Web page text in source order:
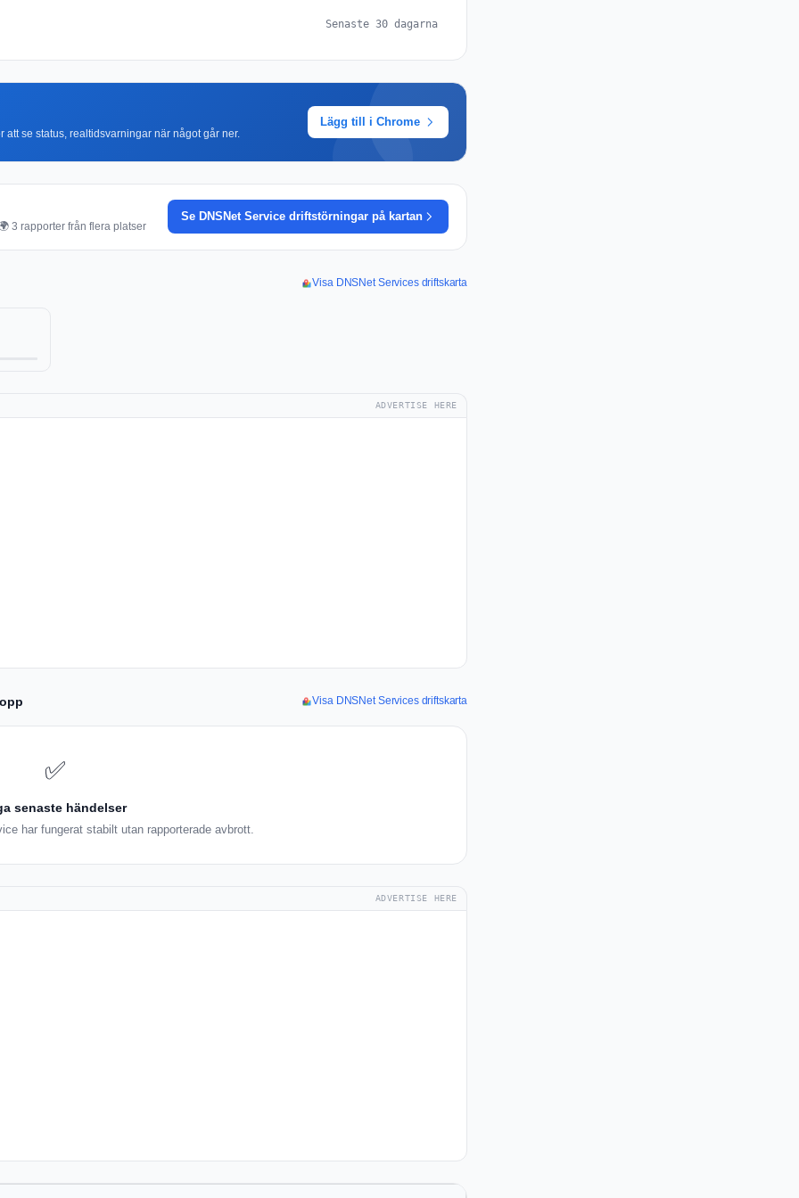
Senaste 30 dagarna
se status, realtidsvarningar när något går ner.
Lägg till i Chrome
3 rapporter från flera platser
Se DNSNet Service driftstörningar på kartan
Visa DNSNet Services driftskarta
ADVERTISE HERE
Visa DNSNet Services driftskarta
✅
senaste händelser
har fungerat stabilt utan rapporterade avbrott.
ADVERTISE HERE